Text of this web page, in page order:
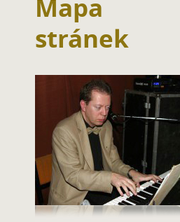
Mapa
stránek